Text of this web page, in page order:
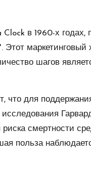
в 1960-х годах,
Этот маркетинговый
шагов
что для
смертности
польза